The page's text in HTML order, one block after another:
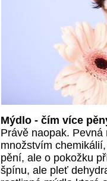
Mýdlo - čím více
Právě naopak.
množstvím
pění, ale o pokožku
špínu, ale pleť